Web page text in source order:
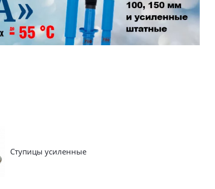
Ступицы усиленные